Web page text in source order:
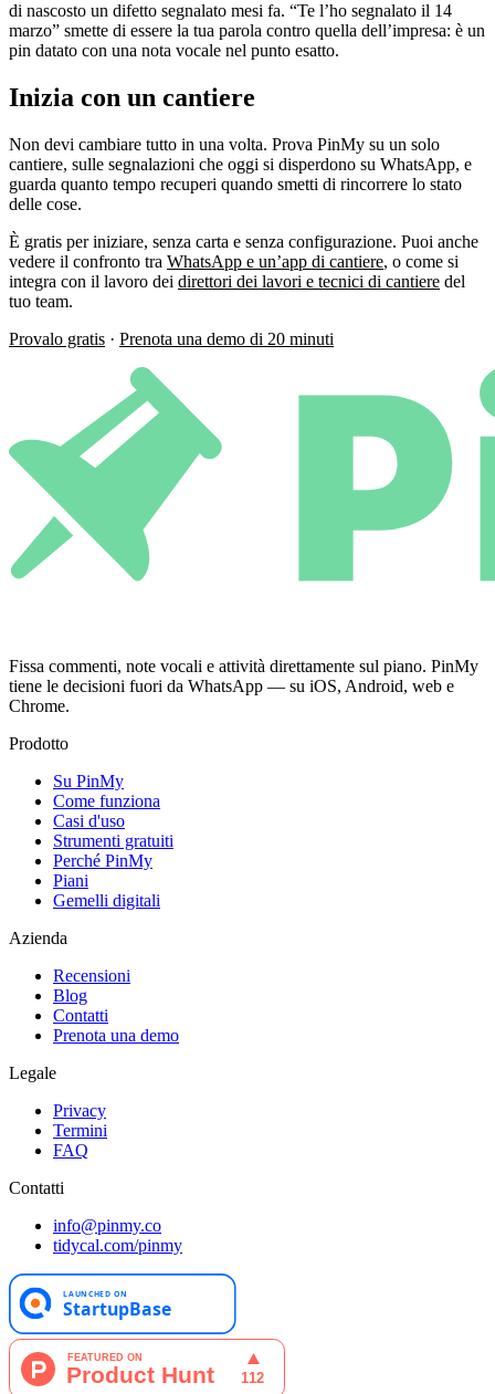
di nascosto un difetto segnalato mesi fa. “Te l’ho segnalato il 14
marzo” smette di essere la tua parola contro quella dell’impresa: è un
pin datato con una nota vocale nel punto esatto.
Inizia con un cantiere
Non devi cambiare tutto in una volta. Prova PinMy su un solo
cantiere, sulle segnalazioni che oggi si disperdono su WhatsApp, e
guarda quanto tempo recuperi quando smetti di rincorrere lo stato
delle cose.
È gratis per iniziare, senza carta e senza configurazione. Puoi anche
vedere il confronto tra WhatsApp e un’app di cantiere, o come si
integra con il lavoro dei direttori dei lavori e tecnici di cantiere del
tuo team.
Provalo gratis · Prenota una demo di 20 minuti
Fissa commenti, note vocali e attività direttamente sul piano. PinMy
tiene le decisioni fuori da WhatsApp — su iOS, Android, web e
Chrome.
Prodotto
Su PinMy
Come funziona
Casi d'uso
Strumenti gratuiti
Perché PinMy
Piani
Gemelli digitali
Azienda
Recensioni
Blog
Contatti
Prenota una demo
Legale
Privacy
Termini
FAQ
Contatti
info@pinmy.co
tidycal.com/pinmy